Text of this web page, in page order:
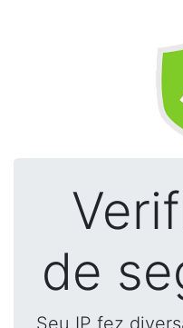
de
Seu IP fez